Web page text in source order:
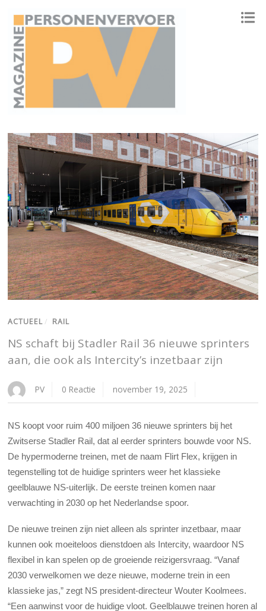
ACTUEEL / RAIL
NS schaft bij Stadler Rail 36 nieuwe sprinters
aan, die ook als Intercity’s inzetbaar zijn
PV 0 Reactie november 19, 2025
NS koopt voor ruim 400 miljoen 36 nieuwe sprinters bij het
Zwitserse Stadler Rail, dat al eerder sprinters bouwde voor NS.
De hypermoderne treinen, met de naam Flirt Flex, krijgen in
tegenstelling tot de huidige sprinters weer het klassieke
geelblauwe NS-uiterlijk. De eerste treinen komen naar
verwachting in 2030 op het Nederlandse spoor.
De nieuwe treinen zijn niet alleen als sprinter inzetbaar, maar
kunnen ook moeiteloos dienstdoen als Intercity, waardoor NS
flexibel in kan spelen op de groeiende reizigersvraag. “Vanaf
2030 verwelkomen we deze nieuwe, moderne trein in een
klassieke jas,” zegt NS president-directeur Wouter Koolmees.
“Een aanwinst voor de huidige vloot. Geelblauwe treinen horen al